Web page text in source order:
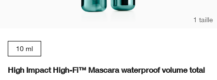
1 taille
10 ml
High Impact High-Fi™ Mascara waterproof volume total